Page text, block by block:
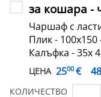
за кошара -
Чаршаф с
Плик - 100х150
Калъфка - 35х
ЦЕНА 2500 € 48
КОЛИЧЕСТВО